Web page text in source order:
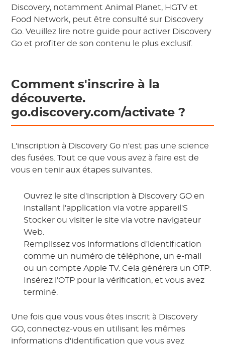
Discovery, notamment Animal Planet, HGTV et
Food Network, peut être consulté sur Discovery
Go. Veuillez lire notre guide pour activer Discovery
Go et profiter de son contenu le plus exclusif.
Comment s'inscrire à la
découverte.
go.discovery.com/activate?
L'inscription à Discovery Go n'est pas une science
des fusées. Tout ce que vous avez à faire est de
vous en tenir aux étapes suivantes.
Ouvrez le site d'inscription à Discovery GO en
installant l'application via votre appareil'S
Stocker ou visiter le site via votre navigateur
Web.
Remplissez vos informations d'identification
comme un numéro de téléphone, un e-mail
ou un compte Apple TV. Cela générera un OTP.
Insérez l'OTP pour la vérification, et vous avez
terminé.
Une fois que vous vous êtes inscrit à Discovery
GO, connectez-vous en utilisant les mêmes
informations d'identification que vous avez